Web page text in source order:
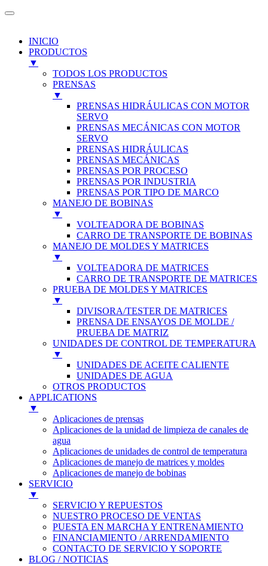
INICIO
PRODUCTOS
▼
TODOS LOS PRODUCTOS
PRENSAS
▼
PRENSAS HIDRÁULICAS CON MOTOR
SERVO
PRENSAS MECÁNICAS CON MOTOR
SERVO
PRENSAS HIDRÁULICAS
PRENSAS MECÁNICAS
PRENSAS POR PROCESO
PRENSAS POR INDUSTRIA
PRENSAS POR TIPO DE MARCO
MANEJO DE BOBINAS
▼
VOLTEADORA DE BOBINAS
CARRO DE TRANSPORTE DE BOBINAS
MANEJO DE MOLDES Y MATRICES
▼
VOLTEADORA DE MATRICES
CARRO DE TRANSPORTE DE MATRICES
PRUEBA DE MOLDES Y MATRICES
▼
DIVISORA/TESTER DE MATRICES
PRENSA DE ENSAYOS DE MOLDE /
PRUEBA DE MATRIZ
UNIDADES DE CONTROL DE TEMPERATURA
▼
UNIDADES DE ACEITE CALIENTE
UNIDADES DE AGUA
OTROS PRODUCTOS
APPLICATIONS
▼
Aplicaciones de prensas
Aplicaciones de la unidad de limpieza de canales de
agua
Aplicaciones de unidades de control de temperatura
Aplicaciones de manejo de matrices y moldes
Aplicaciones de manejo de bobinas
SERVICIO
▼
SERVICIO Y REPUESTOS
NUESTRO PROCESO DE VENTAS
PUESTA EN MARCHA Y ENTRENAMIENTO
FINANCIAMIENTO / ARRENDAMIENTO
CONTACTO DE SERVICIO Y SOPORTE
BLOG / NOTICIAS